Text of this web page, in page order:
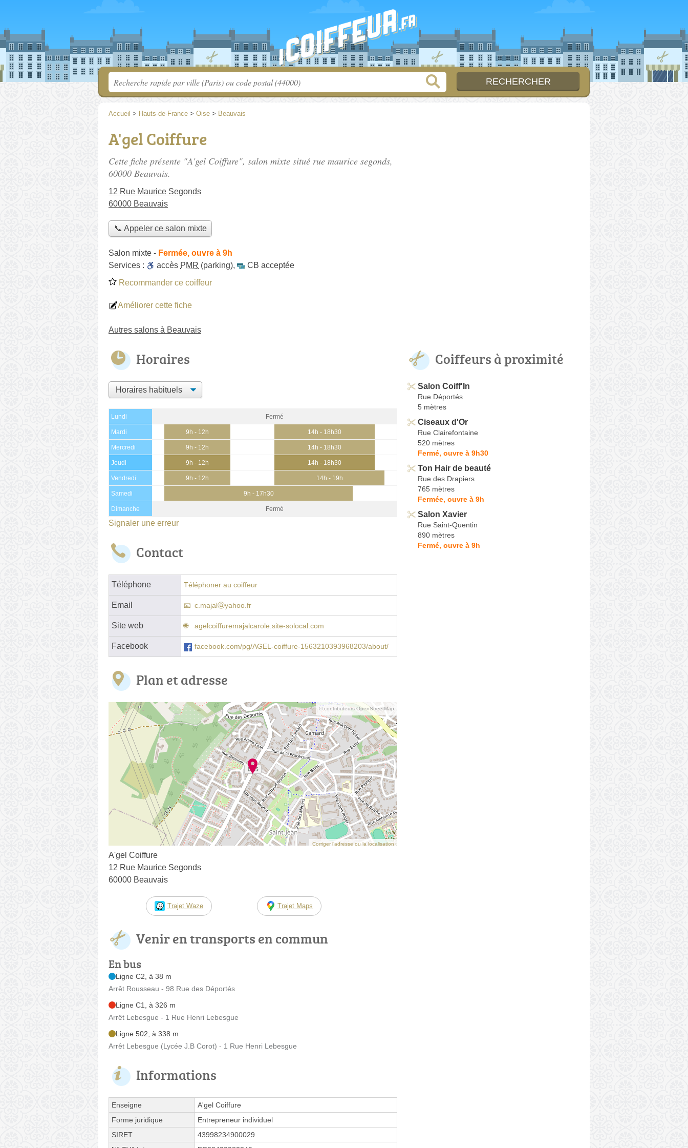
Accueil > Hauts-de-France > Oise > Beauvais
A'gel Coiffure
Cette fiche présente "A'gel Coiffure", salon mixte situé rue maurice segonds,
60000 Beauvais.
12 Rue Maurice Segonds
60000 Beauvais
📞 Appeler ce salon mixte
Salon mixte - Fermée, ouvre à 9h
Services :
accès PMR (parking),
CB acceptée
Recommander ce coiffeur
Améliorer cette fiche
Autres salons à Beauvais
Horaires
Lundi Fermé
Mardi 9h - 12h 14h - 18h30
Mercredi 9h - 12h 14h - 18h30
Jeudi 9h - 12h 14h - 18h30
Vendredi 9h - 12h 14h - 19h
Samedi 9h - 17h30
Dimanche Fermé
Signaler une erreur
Contact
Téléphone Téléphoner au coiffeur
Email c.majalⓐyahoo.fr
Site web agelcoiffuremajalcarole.site-solocal.com
Facebook facebook.com/pg/AGEL-coiffure-1563210393968203/about/
Plan et adresse
© contributeurs OpenStreetMap
Corriger l’adresse ou la localisation
A'gel Coiffure
12 Rue Maurice Segonds
60000 Beauvais
Trajet Waze Trajet Maps
Venir en transports en commun
En bus
Ligne C2, à 38 m
Arrêt Rousseau - 98 Rue des Déportés
Ligne C1, à 326 m
Arrêt Lebesgue - 1 Rue Henri Lebesgue
Ligne 502, à 338 m
Arrêt Lebesgue (Lycée J.B Corot) - 1 Rue Henri Lebesgue
Informations
Enseigne
A'gel Coiffure
Forme juridique
Entrepreneur individuel
SIRET
43998234900029
Coiffeurs à proximité
Salon Coiff'In
Rue Déportés
5 mètres
Ciseaux d'Or
Rue Clairefontaine
520 mètres
Fermé, ouvre à 9h30
Ton Hair de beauté
Rue des Drapiers
765 mètres
Fermée, ouvre à 9h
Salon Xavier
Rue Saint-Quentin
890 mètres
Fermé, ouvre à 9h